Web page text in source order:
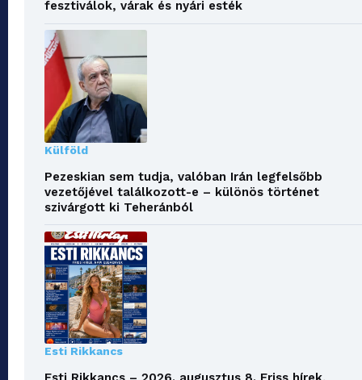
fesztiválok, várak és nyári esték
Külföld
Pezeskian sem tudja, valóban Irán legfelsőbb
vezetőjével találkozott-e – különös történet
szivárgott ki Teheránból
Esti Rikkancs